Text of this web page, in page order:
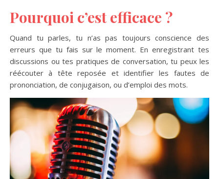
Pourquoi c’est efficace ?
Quand tu parles, tu n’as pas toujours conscience des
erreurs que tu fais sur le moment. En enregistrant tes
discussions ou tes pratiques de conversation, tu peux les
réécouter à tête reposée et identifier les fautes de
prononciation, de conjugaison, ou d’emploi des mots.